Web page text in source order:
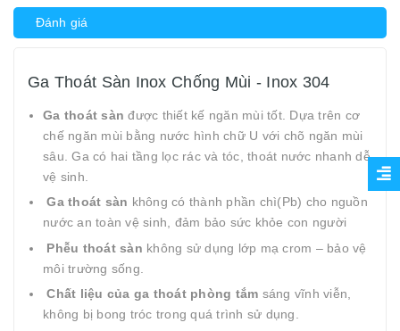
Đánh giá
Ga Thoát Sàn Inox Chống Mùi - Inox 304
Ga thoát sànđược thiết kế ngăn mùi tốt. Dựa trên cơ
chế ngăn mùi bằng nước hình chữ U với chõ ngăn mùi
sâu. Ga có hai tầng lọc rác và tóc, thoát nước nhanh dễ
vệ sinh.
Ga thoát sàn không có thành phần chì(Pb) cho nguồn
nước an toàn vệ sinh, đảm bảo sức khỏe con người
Phễu thoát sàn không sử dụng lớp mạ crom – bảo vệ
môi trường sống.
Chất liệu của ga thoát phòng tắm sáng vĩnh viễn,
không bị bong tróc trong quá trình sử dụng.